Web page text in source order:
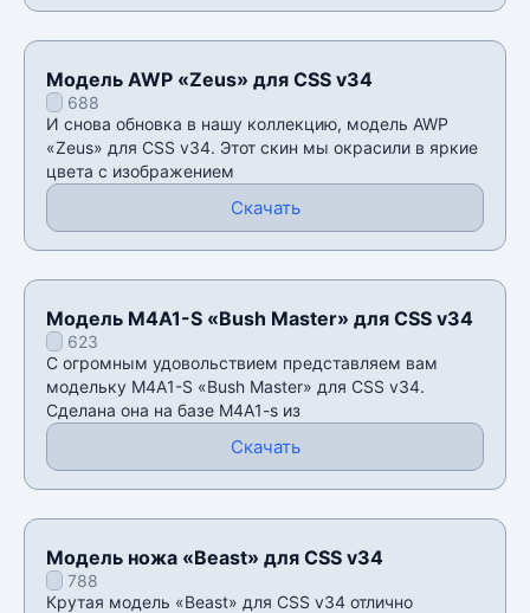
Модель AWP «Zeus» для CSS v34
688
И снова обновка в нашу коллекцию, модель AWP
«Zeus» для CSS v34. Этот скин мы окрасили в яркие
цвета с изображением
Скачать
Модель M4A1-S «Bush Master» для CSS v34
623
С огромным удовольствием представляем вам
модельку M4A1-S «Bush Master» для CSS v34.
Сделана она на базе M4A1-s из
Скачать
Модель ножа «Beast» для CSS v34
788
Крутая модель «Beast» для CSS v34 отлично